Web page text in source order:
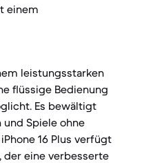
einem
leistungsstarken
flüssige Bedienung
Es bewältigt
Spiele ohne
16 Plus verfügt
der eine verbesserte